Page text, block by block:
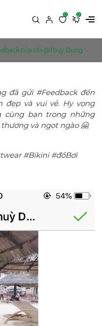
0 0
của chị @Thùy Dung
đã gửi #Feedback đến
đẹp và vui vẻ. Hy vọng
cùng bạn trong những
và ngọt ngào 🤗
#Bikini #đồBơi